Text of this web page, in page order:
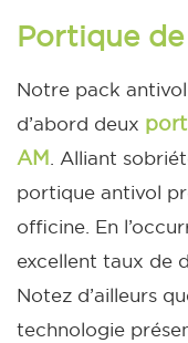
Portique
Notre pack
d’abord deux
AM. Alliant
portique antivol
officine. En
excellent taux de
Notez d’ailleurs
technologie